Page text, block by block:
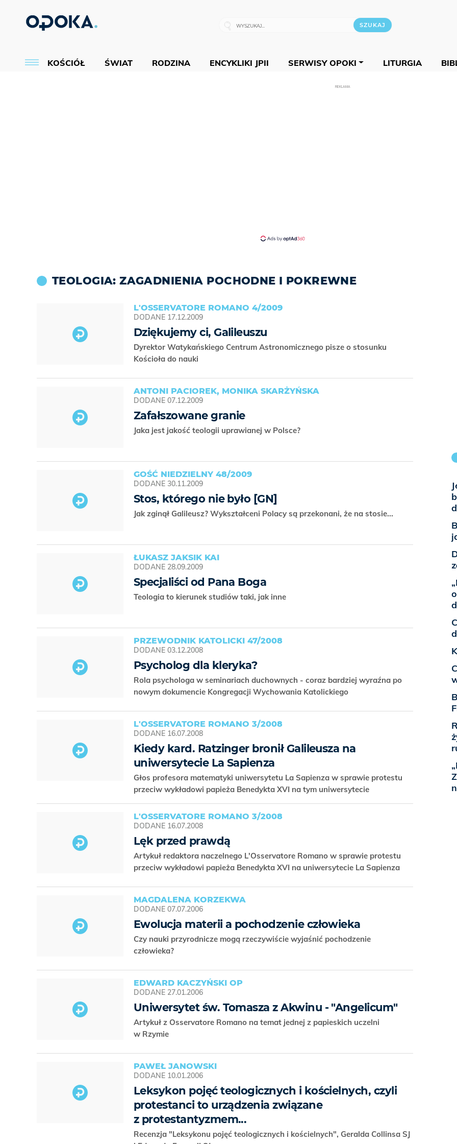
KOŚCIÓŁ ŚWIAT RODZINA ENCYKLIKI JPII SERWISY OPOKI LITURGIA
REKLAMA
TEOLOGIA: ZAGADNIENIA POCHODNE I POKREWNE
L'OSSERVATORE ROMANO 4/2009
DODANE 17.12.2009
Dziękujemy ci, Galileuszu
Dyrektor Watykańskiego Centrum Astronomicznego pisze o stosunku
Kościoła do nauki
ANTONI PACIOREK, MONIKA SKARŻYŃSKA
DODANE 07.12.2009
Zafałszowane granie
Jaka jest jakość teologii uprawianej w Polsce?
GOŚĆ NIEDZIELNY 48/2009
DODANE 30.11.2009
Stos, którego nie było [GN]
Jak zginął Galileusz? Wykształceni Polacy są przekonani, że na stosie...
ŁUKASZ JAKSIK KAI
DODANE 28.09.2009
Specjaliści od Pana Boga
Teologia to kierunek studiów taki, jak inne
PRZEWODNIK KATOLICKI 47/2008
DODANE 03.12.2008
Psycholog dla kleryka?
Rola psychologa w seminariach duchownych - coraz bardziej wyraźna po
nowym dokumencie Kongregacji Wychowania Katolickiego
L'OSSERVATORE ROMANO 3/2008
DODANE 16.07.2008
Kiedy kard. Ratzinger bronił Galileusza na
uniwersytecie La Sapienza
Głos profesora matematyki uniwersytetu La Sapienza w sprawie protestu
przeciw wykładowi papieża Benedykta XVI na tym uniwersytecie
L'OSSERVATORE ROMANO 3/2008
DODANE 16.07.2008
Lęk przed prawdą
Artykuł redaktora naczelnego L'Osservatore Romano w sprawie protestu
przeciw wykładowi papieża Benedykta XVI na uniwersytecie La Sapienza
MAGDALENA KORZEKWA
DODANE 07.07.2006
Ewolucja materii a pochodzenie człowieka
Czy nauki przyrodnicze mogą rzeczywiście wyjaśnić pochodzenie
człowieka?
EDWARD KACZYŃSKI OP
DODANE 27.01.2006
Uniwersytet św. Tomasza z Akwinu - "Angelicum"
Artykuł z Osservatore Romano na temat jednej z papieskich uczelni
w Rzymie
PAWEŁ JANOWSKI
DODANE 10.01.2006
Leksykon pojęć teologicznych i kościelnych, czyli
protestanci to urządzenia związane
z protestantyzmem...
Recenzja "Leksykonu pojęć teologicznych i kościelnych", Geralda Collinsa SJ